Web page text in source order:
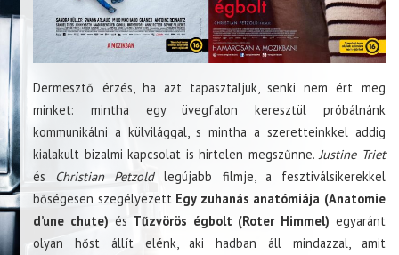
Dermesztő érzés, ha azt tapasztaljuk, senki nem ért meg
minket: mintha egy üvegfalon keresztül próbálnánk
kommunikálni a külvilággal, s mintha a szeretteinkkel addig
kialakult bizalmi kapcsolat is hirtelen megszűnne.Justine Triet
és Christian Petzoldlegújabb filmje, a fesztiválsikerekkel
bőségesen szegélyezett Egy zuhanás anatómiája (Anatomie
d’une chute) és Tűzvörös égbolt (Roter Himmel) egyaránt
olyan hőst állít elénk, aki hadban áll mindazzal, amit